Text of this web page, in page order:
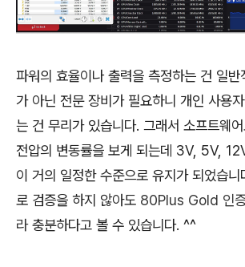
파워의 효율이나 출력을 측정하는 건 일반
가 아닌 전문 장비가 필요하니 개인 사용
는 건 무리가 있습니다. 그래서 소프트웨
전압의 변동률을 보게 되는데 3V, 5V,
이 거의 일정한 수준으로 유지가 되었습
로 검증을 하지 않아도 80Plus Gold 인
라 충분하다고 볼 수 있습니다. ^^